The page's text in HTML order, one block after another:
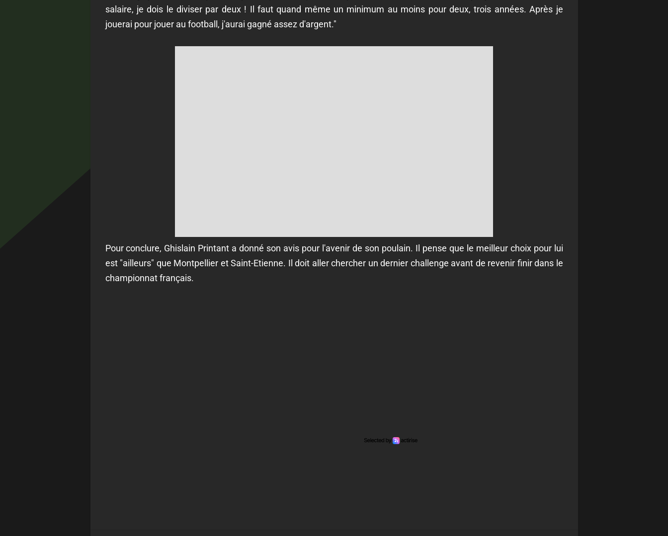
salaire, je dois le diviser par deux ! Il faut quand même un minimum au moins pour deux, trois années. Après je
jouerai pour jouer au football, j'aurai gagné assez d'argent."
Pour conclure, Ghislain Printant a donné son avis pour l'avenir de son poulain. Il pense que le meilleur choix pour lui
est "ailleurs" que Montpellier et Saint-Etienne. Il doit aller chercher un dernier challenge avant de revenir finir dans le
championnat français.